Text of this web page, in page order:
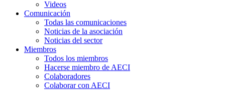
Videos
Comunicación
Todas las comunicaciones
Noticias de la asociación
Noticias del sector
Miembros
Todos los miembros
Hacerse miembro de AECI
Colaboradores
Colaborar con AECI